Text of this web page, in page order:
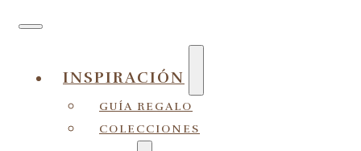
INSPIRACIÓN
GUÍA REGALO
COLECCIONES